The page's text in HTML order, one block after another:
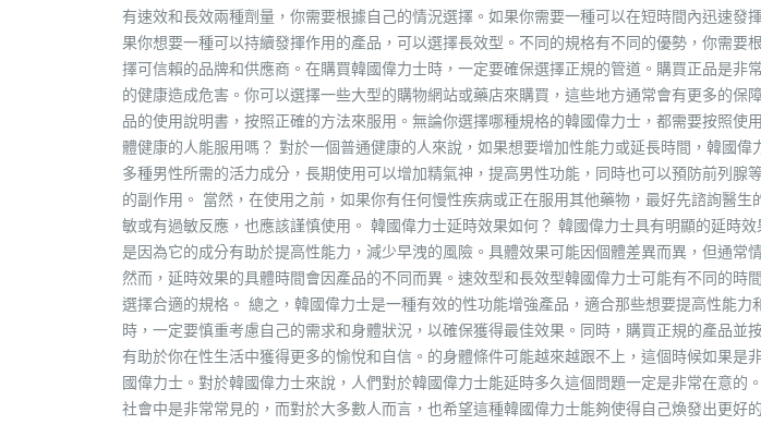
有速效和長效兩種劑量，你需要根據自己的情況選擇。如果你需要一種可以在短時間內迅速發
果你想要一種可以持續發揮作用的產品，可以選擇長效型。不同的規格有不同的優勢，你需要
擇可信賴的品牌和供應商。在購買韓國偉力士時，一定要確保選擇正規的管道。購買正品是非
的健康造成危害。你可以選擇一些大型的購物網站或藥店來購買，這些地方通常會有更多的保
品的使用說明書，按照正確的方法來服用。無論你選擇哪種規格的韓國偉力士，都需要按照使
體健康的人能服用嗎？ 對於一個普通健康的人來說，如果想要增加性能力或延長時間，韓國
多種男性所需的活力成分，長期使用可以增加精氣神，提高男性功能，同時也可以預防前列腺
的副作用。 當然，在使用之前，如果你有任何慢性疾病或正在服用其他藥物，最好先諮詢醫
敏或有過敏反應，也應該謹慎使用。 韓國偉力士延時效果如何？ 韓國偉力士具有明顯的延時
是因為它的成分有助於提高性能力，減少早洩的風險。具體效果可能因個體差異而異，但通常
然而，延時效果的具體時間會因產品的不同而異。速效型和長效型韓國偉力士可能有不同的時
選擇合適的規格。 總之，韓國偉力士是一種有效的性功能增強產品，適合那些想要提高性能
時，一定要慎重考慮自己的需求和身體狀況，以確保獲得最佳效果。同時，購買正規的產品並
有助於你在性生活中獲得更多的愉悅和自信。的身體條件可能越來越跟不上，這個時候如果是
國偉力士。對於韓國偉力士來說，人們對於韓國偉力士能延時多久這個問題一定是非常在意的
社會中是非常常見的，而對於大多數人而言，也希望這種韓國偉力士能夠使得自己煥發出更好